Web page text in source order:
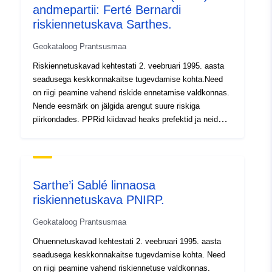
põllumajandus...). Siin on Sablé maakonna Sarthe’i
loodusliku üleujutusriski ennetamise kava regulatiivne
detailplaneerimine kiideti heaks prefektuuri 2. detsembri
2003. aasta dekreediga.
andmepartii: Ferté Bernardi
riskiennetuskava Sarthes.
Geokataloog Prantsusmaa
Riskiennetuskavad kehtestati 2. veebruari 1995. aasta
seadusega keskkonnakaitse tugevdamise kohta.Need
on riigi peamine vahend riskide ennetamise valdkonnas.
Nende eesmärk on jälgida arengut suure riskiga
piirkondades. PPRid kiidavad heaks prefektid ja neid
maakasutust ehituskeeldude või olemasolevatele või
(konstruktiivsed sätted, haavatavuse vähendamise töö,
kasutuspiirangud või -tavad). põllumajanduslik...). Siin
kava regulatiivne tsoneerimine COVADIS-vormingus.
See tsoneerimine kiideti heaks prefektuuri dekreediga
23. novembril 1999.
Sarthe’i Sablé linnaosa
riskiennetuskava PNIRP.
Geokataloog Prantsusmaa
Ohuennetuskavad kehtestati 2. veebruari 1995. aasta
seadusega keskkonnakaitse tugevdamise kohta. Need
on riigi peamine vahend riskiennetuse valdkonnas.